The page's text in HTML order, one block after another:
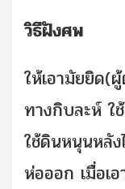
วิธีฝังศพ
ให้เอามัยยิด(
ทางกิบละห์ ใ
ใช้ดินหนุนหลั
ห่อออก เมื่อเ